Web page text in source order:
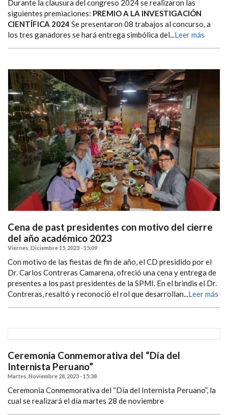
Durante la clausura del congreso 2024 se realizaron las
siguientes premiaciones: PREMIO A LA INVESTIGACIÓN
CIENTÍFICA 2024 Se presentaron 08 trabajos al concurso, a
los tres ganadores se hará entrega simbólica del...Leer más
Cena de past presidentes con motivo del cierre
del año académico 2023
Viernes, Diciembre 15, 2023 - 15:09
Con motivo de las fiestas de fin de año, el CD presidido por el
Dr. Carlos Contreras Camarena, ofreció una cena y entrega de
presentes a los past presidentes de la SPMI. En el brindis el Dr.
Contreras, resaltó y reconoció el rol que desarrollan...Leer más
Ceremonia Conmemorativa del “Día del
Internista Peruano”
Martes, Noviembre 28, 2023 - 15:38
Ceremonia Conmemorativa del “Día del Internista Peruano”, la
cual se realizará el día martes 28 de noviembre